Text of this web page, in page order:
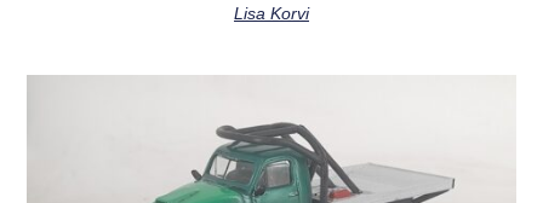
Lisa Korvi